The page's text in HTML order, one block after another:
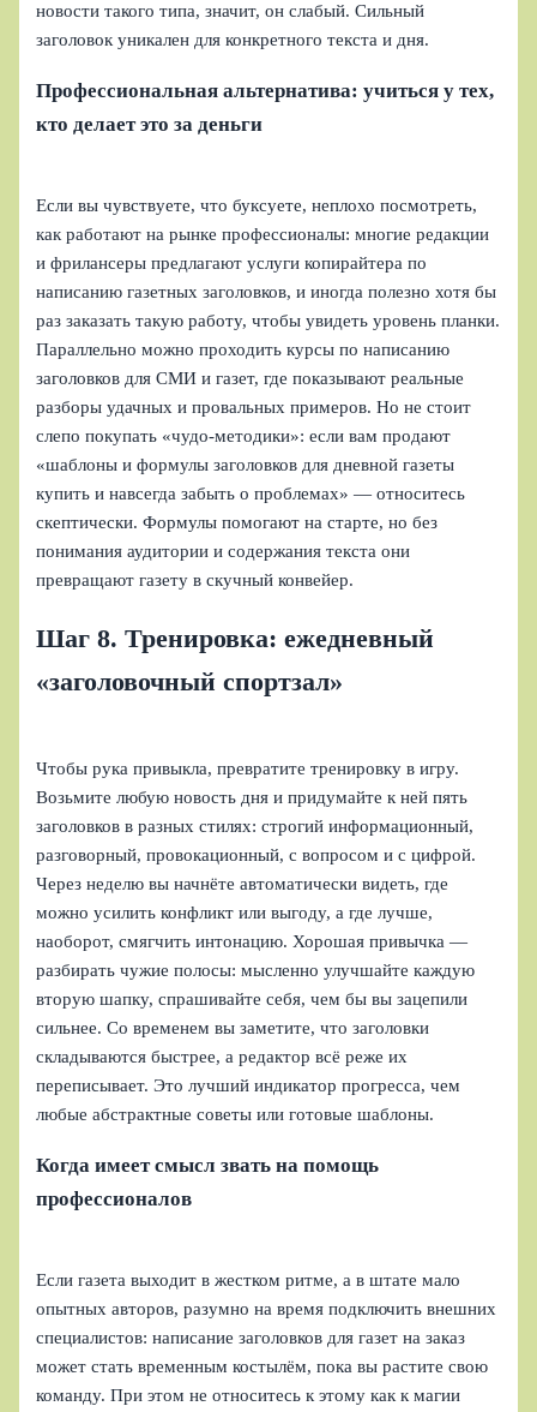
новости такого типа, значит, он слабый. Сильный
заголовок уникален для конкретного текста и дня.
Профессиональная альтернатива: учиться у тех,
кто делает это за деньги
Если вы чувствуете, что буксуете, неплохо посмотреть,
как работают на рынке профессионалы: многие редакции
и фрилансеры предлагают услуги копирайтера по
написанию газетных заголовков, и иногда полезно хотя бы
раз заказать такую работу, чтобы увидеть уровень планки.
Параллельно можно проходить курсы по написанию
заголовков для СМИ и газет, где показывают реальные
разборы удачных и провальных примеров. Но не стоит
слепо покупать «чудо-методики»: если вам продают
«шаблоны и формулы заголовков для дневной газеты
купить и навсегда забыть о проблемах» — относитесь
скептически. Формулы помогают на старте, но без
понимания аудитории и содержания текста они
превращают газету в скучный конвейер.
Шаг 8. Тренировка: ежедневный
«заголовочный спортзал»
Чтобы рука привыкла, превратите тренировку в игру.
Возьмите любую новость дня и придумайте к ней пять
заголовков в разных стилях: строгий информационный,
разговорный, провокационный, с вопросом и с цифрой.
Через неделю вы начнёте автоматически видеть, где
можно усилить конфликт или выгоду, а где лучше,
наоборот, смягчить интонацию. Хорошая привычка —
разбирать чужие полосы: мысленно улучшайте каждую
вторую шапку, спрашивайте себя, чем бы вы зацепили
сильнее. Со временем вы заметите, что заголовки
складываются быстрее, а редактор всё реже их
переписывает. Это лучший индикатор прогресса, чем
любые абстрактные советы или готовые шаблоны.
Когда имеет смысл звать на помощь
профессионалов
Если газета выходит в жестком ритме, а в штате мало
опытных авторов, разумно на время подключить внешних
специалистов: написание заголовков для газет на заказ
может стать временным костылём, пока вы растите свою
команду. При этом не относитесь к этому как к магии